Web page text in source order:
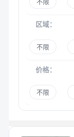
区域：
不限
价格：
不限